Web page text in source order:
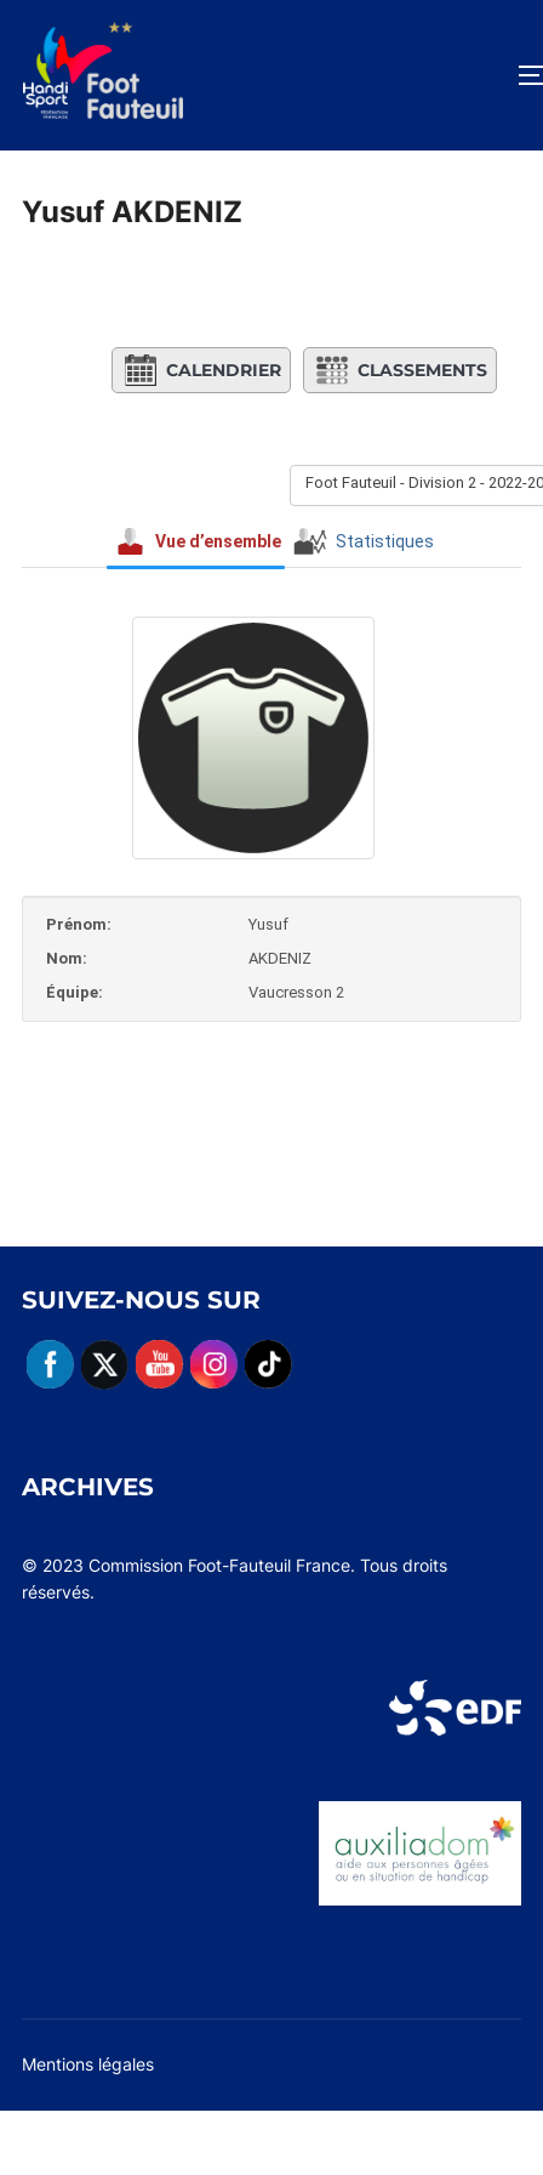
contenu
Yusuf AKDENIZ
CALENDRIER CLASSEMENTS
Foot Fauteuil - Division 2 - 2022-
Vue d’ensemble Statistiques
Prénom:
Yusuf
Nom:
AKDENIZ
Équipe:
Vaucresson 2
SUIVEZ-NOUS SUR
ARCHIVES
© 2023 Commission Foot-Fauteuil France. Tous droits
réservés.
Mentions légales